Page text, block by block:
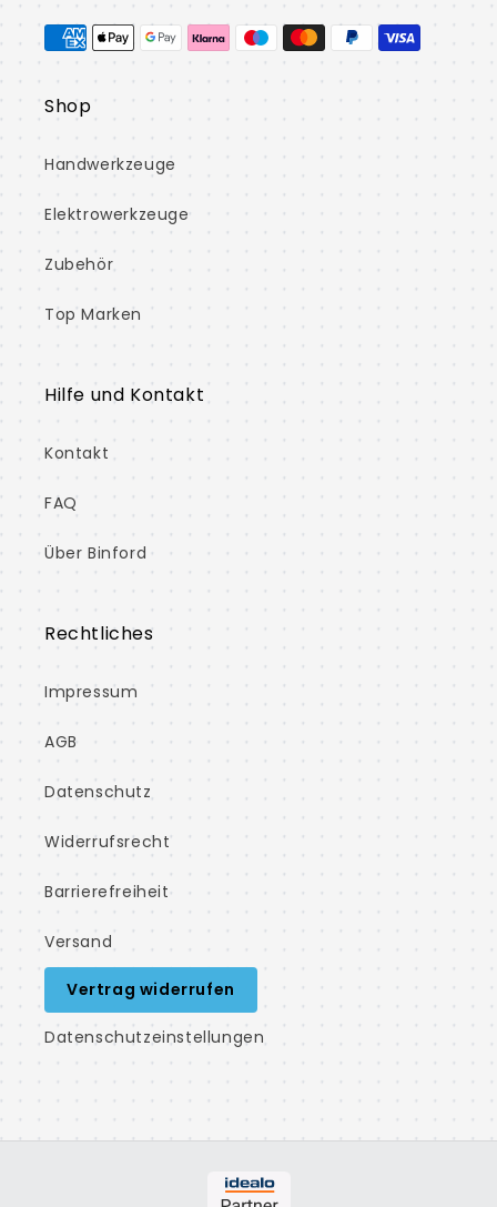
Zahlungsmethoden
Shop
Handwerkzeuge
Elektrowerkzeuge
Zubehör
Top Marken
Hilfe und Kontakt
Kontakt
FAQ
Über Binford
Rechtliches
Impressum
AGB
Datenschutz
Widerrufsrecht
Barrierefreiheit
Versand
Vertrag widerrufen
Datenschutzeinstellungen